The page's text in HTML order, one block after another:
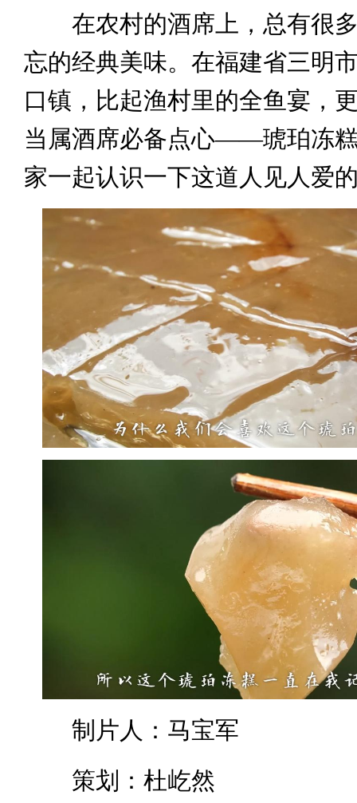
在农村的酒席上，总有很多
忘的经典美味。在福建省三明
口镇，比起渔村里的全鱼宴，
当属酒席必备点心——琥珀冻
家一起认识一下这道人见人爱
制片人：马宝军
策划：杜屹然